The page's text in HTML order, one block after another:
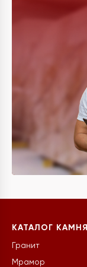
КАТАЛОГ КАМНЯ
Гранит
Мрамор